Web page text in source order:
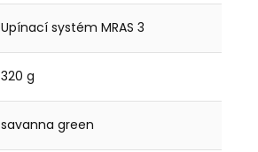
Upínací systém MRAS 3
320 g
savanna green